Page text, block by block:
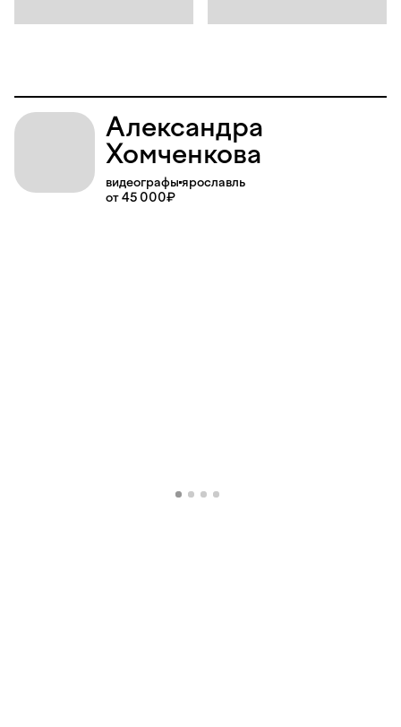
Александра
Хомченкова
видеографы ярославль
от 45 000₽